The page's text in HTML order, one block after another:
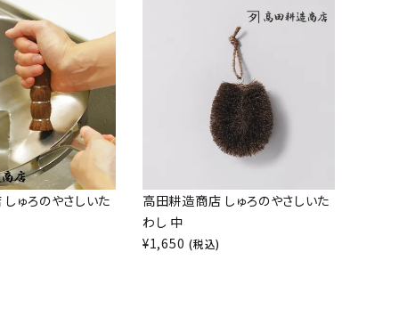
ゅろのやさしいた
高田耕造商店 しゅろのやさしいた
わし 中
¥1,650 (税込)